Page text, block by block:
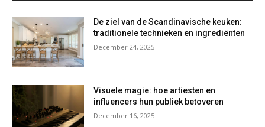
De ziel van de Scandinavische keuken:
traditionele technieken en ingrediënten
December 24, 2025
Visuele magie: hoe artiesten en
influencers hun publiek betoveren
December 16, 2025